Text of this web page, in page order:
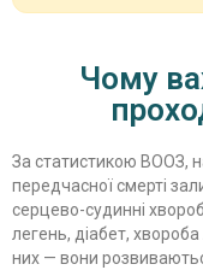
Чому
За статистикою ВООЗ,
передчасної смерті
серцево-судинні
легень, діабет,
них — вони